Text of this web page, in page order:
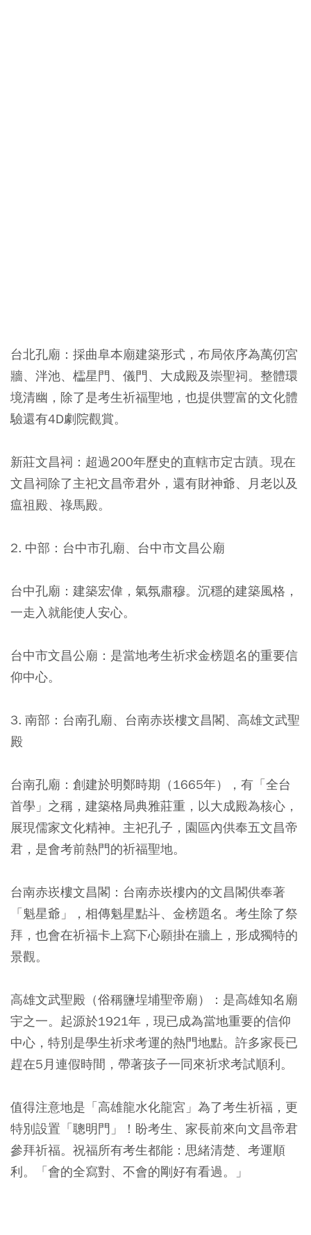
台北孔廟：採曲阜本廟建築形式，布局依序為萬仞宮
牆、泮池、櫺星門、儀門、大成殿及崇聖祠。整體環
境清幽，除了是考生祈福聖地，也提供豐富的文化體
驗還有4D劇院觀賞。
新莊文昌祠：超過200年歷史的直轄市定古蹟。現在
文昌祠除了主祀文昌帝君外，還有財神爺、月老以及
瘟祖殿、祿馬殿。
2. 中部：台中市孔廟、台中市文昌公廟
台中孔廟：建築宏偉，氣氛肅穆。沉穩的建築風格，
一走入就能使人安心。
台中市文昌公廟：是當地考生祈求金榜題名的重要信
仰中心。
3. 南部：台南孔廟、台南赤崁樓文昌閣、高雄文武聖
殿
台南孔廟：創建於明鄭時期（1665年），有「全台
首學」之稱，建築格局典雅莊重，以大成殿為核心，
展現儒家文化精神。主祀孔子，園區內供奉五文昌帝
君，是會考前熱門的祈福聖地。
台南赤崁樓文昌閣：台南赤崁樓內的文昌閣供奉著
「魁星爺」，相傳魁星點斗、金榜題名。考生除了祭
拜，也會在祈福卡上寫下心願掛在牆上，形成獨特的
景觀。
高雄文武聖殿（俗稱鹽埕埔聖帝廟）：是高雄知名廟
宇之一。起源於1921年，現已成為當地重要的信仰
中心，特別是學生祈求考運的熱門地點。許多家長已
趕在5月連假時間，帶著孩子一同來祈求考試順利。
值得注意地是「高雄龍水化龍宮」為了考生祈福，更
特別設置「聰明門」！盼考生、家長前來向文昌帝君
參拜祈福。祝福所有考生都能：思緒清楚、考運順
利。「會的全寫對、不會的剛好有看過。」